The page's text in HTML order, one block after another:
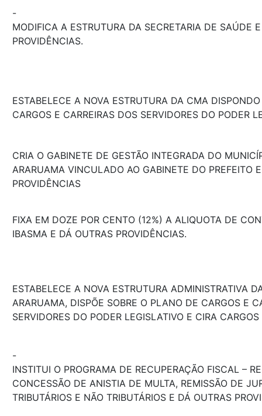
-
MODIFICA A ESTRUTURA DA SECRETARIA DE SAÚDE
PROVIDÊNCIAS.
ESTABELECE A NOVA ESTRUTURA DA CMA
CARGOS E CARREIRAS DOS SERVIDORES DO PODER
CRIA O GABINETE DE GESTÃO INTEGRADA DO
ARARUAMA VINCULADO AO GABINETE DO PREFEITO
PROVIDÊNCIAS
FIXA EM DOZE POR CENTO (12%) A ALIQUOTA DE
IBASMA E DÁ OUTRAS PROVIDÊNCIAS.
ESTABELECE A NOVA ESTRUTURA ADMINISTRATIVA
ARARUAMA, DISPÕE SOBRE O PLANO DE CARGOS E
SERVIDORES DO PODER LEGISLATIVO E CIRA
-
INSTITUI O PROGRAMA DE RECUPERAÇÃO FISCAL –
CONCESSÃO DE ANISTIA DE MULTA, REMISSÃO DE
TRIBUTÁRIOS E NÃO TRIBUTÁRIOS E DÁ OUTRAS